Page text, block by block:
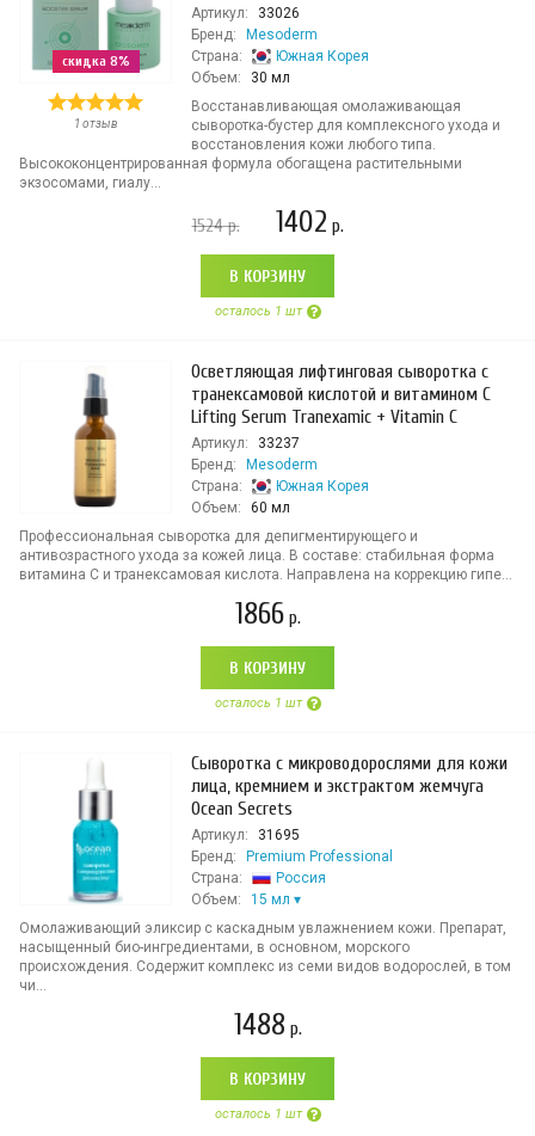
скидка 8%
1 отзыв
Артикул:
33026
Бренд:
Mesoderm
Страна:
Южная Корея
Объем:
30 мл
Восстанавливающая омолаживающая
сыворотка-бустер для комплексного ухода и
восстановления кожи любого типа.
Высококонцентрированная формула обогащена растительными
экзосомами, гиалу...
1524р. 1402 р.
В КОРЗИНУ
осталось 1 шт
Осветляющая лифтинговая сыворотка с
транексамовой кислотой и витамином С
Lifting Serum Tranexamic + Vitamin C
Артикул:
33237
Бренд:
Mesoderm
Страна:
Южная Корея
Объем:
60 мл
Профессиональная сыворотка для депигментирующего и
антивозрастного ухода за кожей лица. В составе: стабильная форма
витамина С и транексамовая кислота. Направлена на коррекцию гипе...
1866р.
В КОРЗИНУ
осталось 1 шт
Сыворотка с микроводорослями для кожи
лица, кремнием и экстрактом жемчуга
Ocean Secrets
Артикул:
31695
Бренд:
Premium Professional
Страна:
Россия
Объем:
15 мл
Омолаживающий эликсир с каскадным увлажнением кожи. Препарат,
насыщенный био-ингредиентами, в основном, морского
происхождения. Содержит комплекс из семи видов водорослей, в том
чи...
1488 р.
В КОРЗИНУ
осталось 1 шт